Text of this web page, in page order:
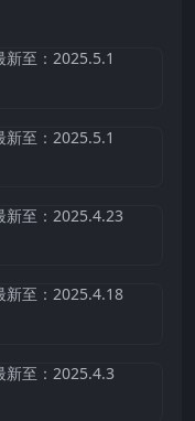
至：2025.5.1
至：2025.5.1
新至：2025.4.23
新至：2025.4.18
新至：2025.4.3